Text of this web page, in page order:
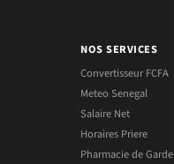
NOS SERVICES
Convertisseur FCFA
Meteo Senegal
Salaire Net
Horaires Priere
Pharmacie de Garde